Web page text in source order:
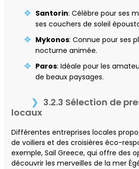
Santorin: Célèbre pour ses
ses couchers de soleil
Mykonos: Connue pour ses
nocturne animée.
Paros: Idéale pour les
de beaux paysages.
3.2.3 Sélection de
locaux
Différentes entreprises locales
de voiliers et des croisières éco-
exemple, Sail Greece, qui offre des
découvrir les merveilles de la mer